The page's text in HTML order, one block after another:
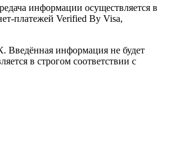
информации осуществляется в
платежей Verified By Visa,
информация не будет
в строгом соответствии с